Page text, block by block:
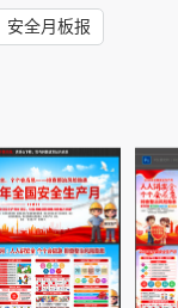
安全月板报